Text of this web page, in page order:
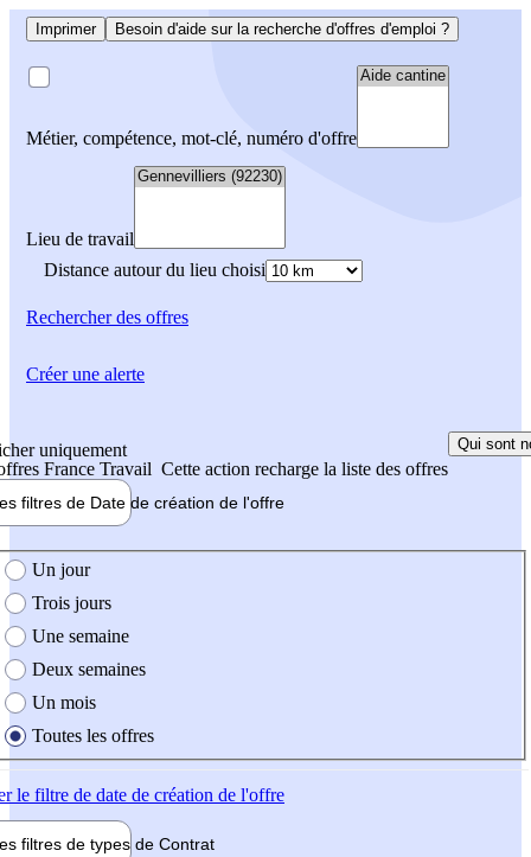
Imprimer Besoin d'aide sur la recherche d'offres d'emploi ?
Métier, compétence, mot-clé, numéro d'offre
Lieu de travail
Distance autour du lieu choisi
Rechercherdes offres
uniquement
France Travail Cette action recharge la liste des offres
Qui sont
filtres de Date de création de l'offre
création de l'offre
Un jour
Trois jours
Une semaine
Deux semaines
Un mois
Toutes les offres
le filtre de date de création de l'offre
filtres de types de Contrat
Créer une alerte